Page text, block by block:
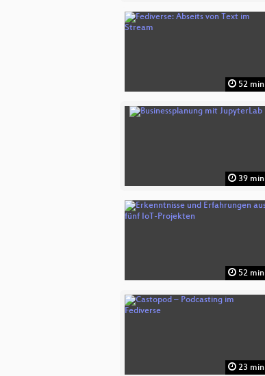
52 min
39 min
52 min
23 min